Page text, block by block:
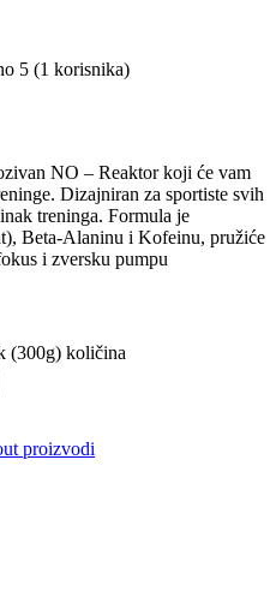
5 (1 korisnika)
NO – Reaktor koji će vam
Dizajniran za sportiste svih
treninga. Formula je
Beta-Alaninu i Kofeinu, pružiće
i zversku pumpu
(300g) količina
proizvodi